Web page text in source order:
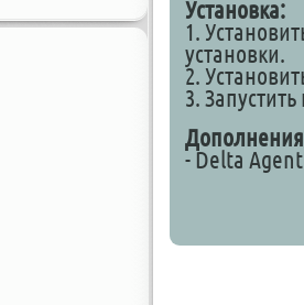
Установка:
1.
установки.
2.
3. Запустить
- Delta